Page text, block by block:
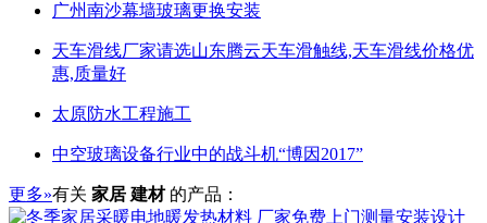
广州南沙幕墙玻璃更换安装
天车滑线厂家请选山东腾云天车滑触线,天车滑线价格优
惠,质量好
太原防水工程施工
中空玻璃设备行业中的战斗机“博因2017”
更多»有关 家居 建材 的产品：